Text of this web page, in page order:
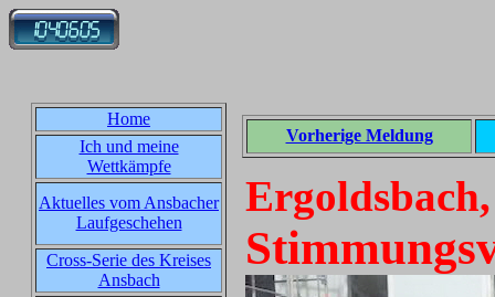
Home
Ich und meine
Wettkämpfe
Aktuelles vom Ansbacher
Laufgeschehen
Cross-Serie des Kreises
Ansbach
Vorherige Meldung